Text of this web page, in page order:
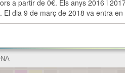
a partir de 0€. Els anys 2016 i
El dia 9 de març de 2018 va entra